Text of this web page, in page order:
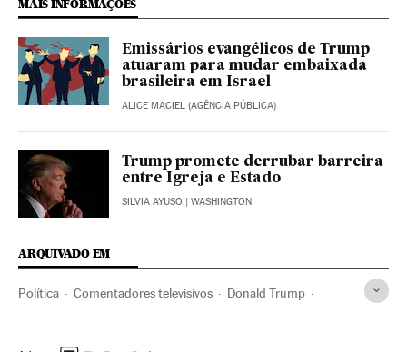
MAIS INFORMAÇÕES
Emissários evangélicos de Trump
atuaram para mudar embaixada
brasileira em Israel
ALICE MACIEL (AGÊNCIA PÚBLICA)
Trump promete derrubar barreira
entre Igreja e Estado
SILVIA AYUSO | WASHINGTON
ARQUIVADO EM
Política Comentadores televisivos Donald Trump